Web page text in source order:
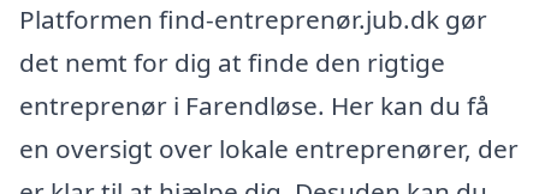
Platformen find-entreprenør.jub.dk gør
det nemt for dig at finde den rigtige
entreprenør i Farendløse. Her kan du få
en oversigt over lokale entreprenører, der